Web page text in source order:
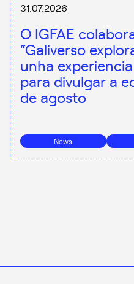
31.07.2026
O IGFAE
“Galiverso
unha
para divulgar a
de agosto
News